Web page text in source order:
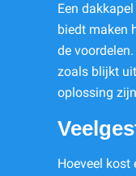
Een
biedt maken
de
zoals blijkt
oplossing
Hoeveel kost